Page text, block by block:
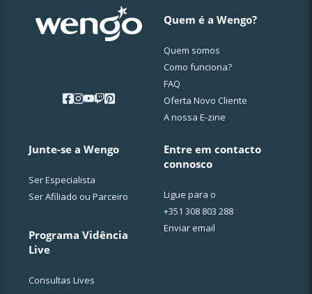
Quem é a Wengo?
Quem somos
Como funciona?
FAQ
Oferta Novo Cliente
A nossa E-zine
Junte-se a Wengo
Ser Especialista
Ser Afiliado ou Parceiro
Programa Vidência
Live
Consultas Lives
Entre em contacto
connosco
Ligue para o
+351 308 803 288
Enviar email